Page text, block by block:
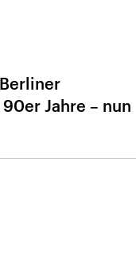
Jahre – nun